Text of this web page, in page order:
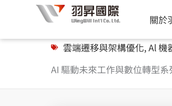
主
關於
雲端遷移與架構優化,Al 機
AI 驅動未來工作與數位轉型